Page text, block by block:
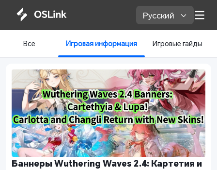
Русский
Все Игровая информация Игровые гайды
Баннеры Wuthering Waves 2.4: Картетия и